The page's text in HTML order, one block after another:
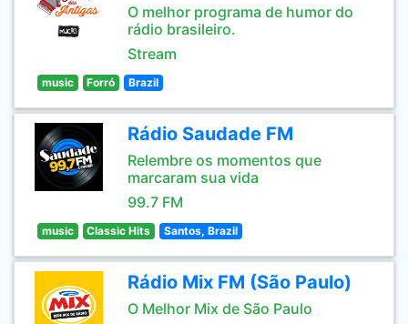
O melhor programa de humor do
rádio brasileiro.
Stream
music Forró Brazil
Rádio Saudade FM
Relembre os momentos que
marcaram sua vida
99.7 FM
music Classic Hits Santos, Brazil
Rádio Mix FM (São Paulo)
O Melhor Mix de São Paulo